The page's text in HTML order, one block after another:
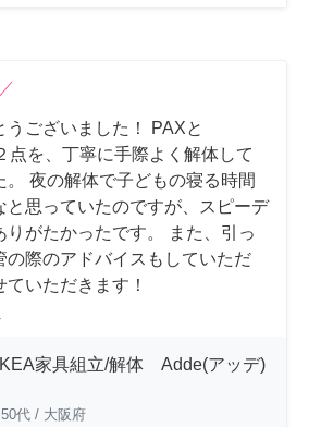
うございました！ PAXと
点を、丁寧に手際よく解体して
。 夜の解体で子どもの寝る時間
と思っていたのですが、スピーデ
りがたかったです。 また、引っ
の際のアドバイスもしていただ
いただきます！
家具組立/解体 Adde(アッデ)
50代 / 大阪府